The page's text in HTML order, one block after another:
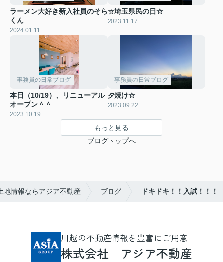
ラーメン大好き新入社員のそら
くん
2024.01.11
☆埼玉県民の日☆
2023.11.17
事務員の日常ブログ
本日（10/19）、リニューアル
オープン＾＾
2023.10.19
事務員の日常ブログ
夕焼け☆
2023.09.22
もっと見る
ブログトップへ
地情報ならアジア不動産 ブログ ドキドキ！！入試！！！
川越の不動産情報を豊富にご用意
株式会社 アジア不動産